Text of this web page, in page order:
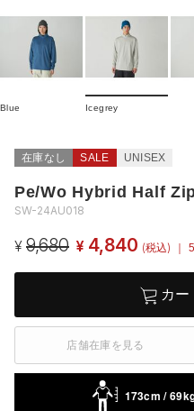
Blue Icegrey
在庫なし SALE UNISEX
Pe/Wo Hybrid Half
SW-24AU018
¥ 9,680 ¥ 4,840 (税込) ｜
カー
店舗在庫を見る
173cm /